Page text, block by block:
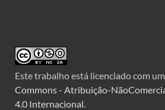
Este trabalho está licenciado com
Commons - Atribuição-
4.0 Internacional